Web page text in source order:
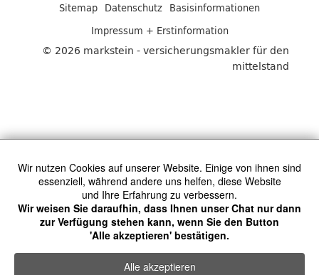
Sitemap Datenschutz Basisinformationen
Impressum + Erstinformation
© 2026 markstein - versicherungsmakler für den
mittelstand
Wir nutzen Cookies auf unserer Website. Einige von ihnen sind
essenziell, während andere uns helfen, diese Website
und Ihre Erfahrung zu verbessern.
Wir weisen Sie daraufhin, dass Ihnen unser Chat nur dann
zur Verfügung stehen kann, wenn Sie den Button
'Alle akzeptieren' bestätigen.
Alle akzeptieren